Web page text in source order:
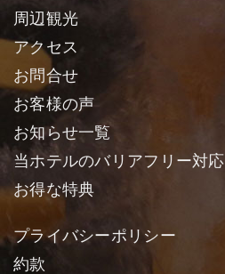
周辺観光
アクセス
お問合せ
お客様の声
お知らせ一覧
当ホテルのバリアフリー対応
お得な特典
プライバシーポリシー
約款